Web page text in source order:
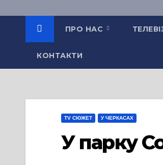
ПРО НАС
КОНТАКТИ
TV СЮЖЕТ У ЧЕРКАСАХ
У парку